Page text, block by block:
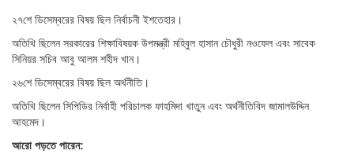
২৭শে ডিসেম্বরের বিষয় ছিল নির্বাচনী ইশতেহার।
অতিথি ছিলেন সরকারের শিক্ষাবিষয়ক উপমন্ত্রী মহিবুল হাসান চৌধুরী নওফেল এবং সাবেক
সিনিয়র সচিব আবু আলম শহীদ খান।
২৬শে ডিসেম্বরের বিষয় ছিল অর্থনীতি।
অতিথি ছিলেন সিপিডির নির্বাহী পরিচালক ফাহমিদা খাতুন এবং অর্থনীতিবিদ জামালউদ্দিন
আহমেদ।
আরো পড়তে পারেন: